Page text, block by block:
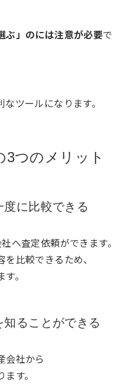
ぶ」のには注意が必要で
ツールになります。
3つのメリット
に比較できる
へ査定依頼ができます。
比較できるため、
。
ることができる
会社から
す。